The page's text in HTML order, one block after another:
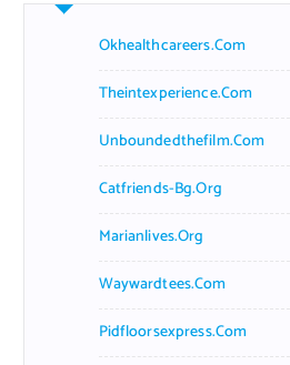
Okhealthcareers.com
Theintexperience.com
Unboundedthefilm.com
Catfriends-Bg.org
Marianlives.org
Waywardtees.com
Pidfloorsexpress.com